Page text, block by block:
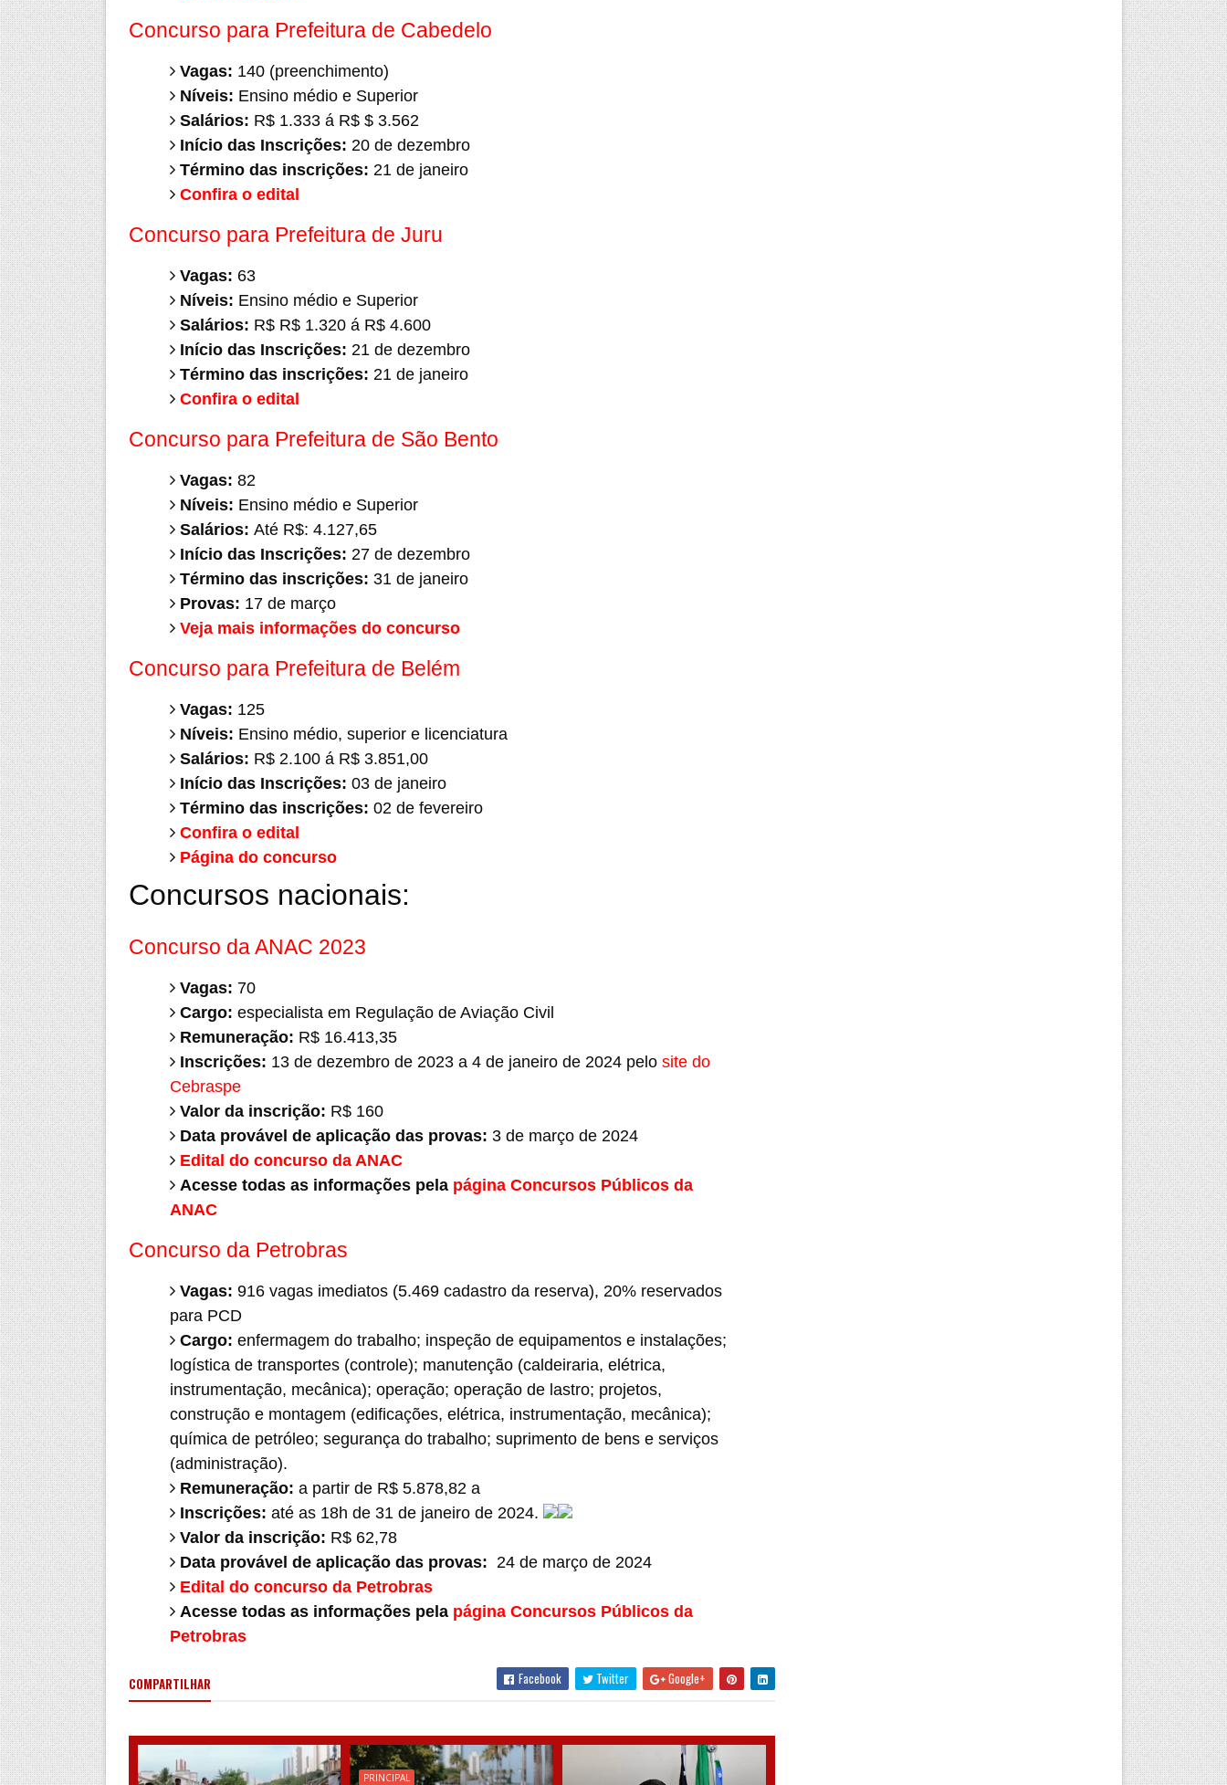
Concurso para Prefeitura de Cabedelo
Vagas: 140 (preenchimento)
Níveis: Ensino médio e Superior
Salários: R$ 1.333 á R$ $ 3.562
Início das Inscrições: 20 de dezembro
Término das inscrições: 21 de janeiro
Confira o edital
Concurso para Prefeitura de Juru
Vagas: 63
Níveis: Ensino médio e Superior
Salários: R$ R$ 1.320 á R$ 4.600
Início das Inscrições: 21 de dezembro
Término das inscrições: 21 de janeiro
Confira o edital
Concurso para Prefeitura de São Bento
Vagas: 82
Níveis: Ensino médio e Superior
Salários: Até R$: 4.127,65
Início das Inscrições: 27 de dezembro
Término das inscrições: 31 de janeiro
Provas: 17 de março
Veja mais informações do concurso
Concurso para Prefeitura de Belém
Vagas: 125
Níveis: Ensino médio, superior e licenciatura
Salários: R$ 2.100 á R$ 3.851,00
Início das Inscrições: 03 de janeiro
Término das inscrições: 02 de fevereiro
Confira o edital
Página do concurso
Concursos nacionais:
Concurso da ANAC 2023
Vagas: 70
Cargo: especialista em Regulação de Aviação Civil
Remuneração: R$ 16.413,35
Inscrições: 13 de dezembro de 2023 a 4 de janeiro de 2024 pelo site do
Cebraspe
Valor da inscrição: R$ 160
Data provável de aplicação das provas: 3 de março de 2024
Edital do concurso da ANAC
Acesse todas as informações pela página Concursos Públicos da
ANAC
Concurso da Petrobras
Vagas: 916 vagas imediatos (5.469 cadastro da reserva), 20% reservados
para PCD
Cargo: enfermagem do trabalho; inspeção de equipamentos e instalações;
logística de transportes (controle); manutenção (caldeiraria, elétrica,
instrumentação, mecânica); operação; operação de lastro; projetos,
construção e montagem (edificações, elétrica, instrumentação, mecânica);
química de petróleo; segurança do trabalho; suprimento de bens e serviços
(administração).
Remuneração: a partir de R$ 5.878,82 a
Inscrições: até as 18h de 31 de janeiro de 2024.
Valor da inscrição: R$ 62,78
Data provável de aplicação das provas: 24 de março de 2024
Edital do concurso da Petrobras
Acesse todas as informações pela página Concursos Públicos da
Petrobras
COMPARTILHAR Facebook Twitter Google+
PRINCIPAL